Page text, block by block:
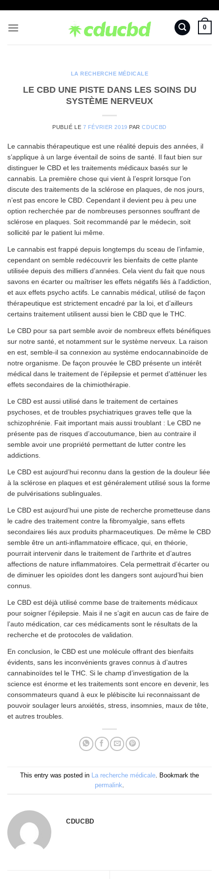
contenu
0
LA RECHERCHE MÉDICALE
LE CBD UNE PISTE DANS LES SOINS DU
SYSTÈME NERVEUX
PUBLIÉ LE 7 FÉVRIER 2019 PARCDUCBD
Le cannabis thérapeutique est une réalité depuis des années, il
s’applique à un large éventail de soins de santé. Il faut bien sur
distinguer le CBD et les traitements médicaux basés sur le
cannabis. La première chose qui vient à l’esprit lorsque l’on
discute des traitements de la sclérose en plaques, de nos jours,
n’est pas encore le CBD. Cependant il devient peu à peu une
option recherchée par de nombreuses personnes souffrant de
sclérose en plaques. Soit recommandé par le médecin, soit
sollicité par le patient lui même.
Le cannabis est frappé depuis longtemps du sceau de l’infamie,
cependant on semble redécouvrir les bienfaits de cette plante
utilisée depuis des milliers d’années. Cela vient du fait que nous
savons en écarter ou maîtriser les effets négatifs liés à l’addiction,
et aux effets psycho actifs. Le cannabis médical, utilisé de façon
thérapeutique est strictement encadré par la loi, et d’ailleurs
certains traitement utilisent aussi bien le CBD que le THC.
Le CBD pour sa part semble avoir de nombreux effets bénéfiques
sur notre santé, et notamment sur le système nerveux. La raison
en est, semble-il sa connexion au système endocannabinoïde de
notre organisme. De façon prouvée le CBD présente un intérêt
médical dans le traitement de l’épilepsie et permet d’atténuer les
effets secondaires de la chimiothérapie.
Le CBD est aussi utilisé dans le traitement de certaines
psychoses, et de troubles psychiatriques graves telle que la
schizophrénie. Fait important mais aussi troublant : Le CBD ne
présente pas de risques d’accoutumance, bien au contraire il
semble avoir une propriété permettant de lutter contre les
addictions.
Le CBD est aujourd’hui reconnu dans la gestion de la douleur liée
à la sclérose en plaques et est généralement utilisé sous la forme
de pulvérisations sublinguales.
Le CBD est aujourd’hui une piste de recherche prometteuse dans
le cadre des traitement contre la fibromyalgie, sans effets
secondaires liés aux produits pharmaceutiques. De même le CBD
semble être un anti-inflammatoire efficace, qui, en théorie,
pourrait intervenir dans le traitement de l’arthrite et d’autres
affections de nature inflammatoires. Cela permettrait d’écarter ou
de diminuer les opioïdes dont les dangers sont aujourd’hui bien
connus.
Le CBD est déjà utilisé comme base de traitements médicaux
pour soigner l’épilepsie. Mais il ne s’agit en aucun cas de faire de
l’auto médication, car ces médicaments sont le résultats de la
recherche et de protocoles de validation.
En conclusion, le CBD est une molécule offrant des bienfaits
évidents, sans les inconvénients graves connus à d’autres
cannabinoïdes tel le THC. Si le champ d’investigation de la
science est énorme et les traitements sont encore en devenir, les
consommateurs quand à eux le plébiscite lui reconnaissant de
pouvoir soulager leurs anxiétés, stress, insomnies, maux de tête,
et autres troubles.
This entry was posted in La recherche médicale . Bookmark the
permalink
CDUCBD